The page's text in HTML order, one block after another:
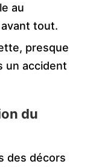
au
avant tout.
presque
un accident
du
des décors